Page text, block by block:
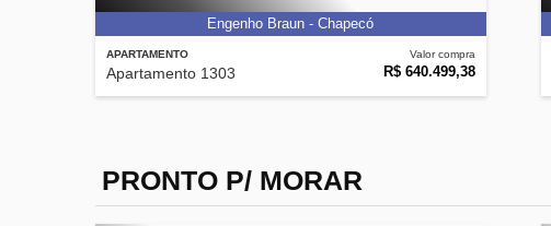
APARTAMENTO
Apartamento 1303
Valor compra
R$ 640.499,38
Engenho Braun - Chapecó
PRONTO P/ MORAR